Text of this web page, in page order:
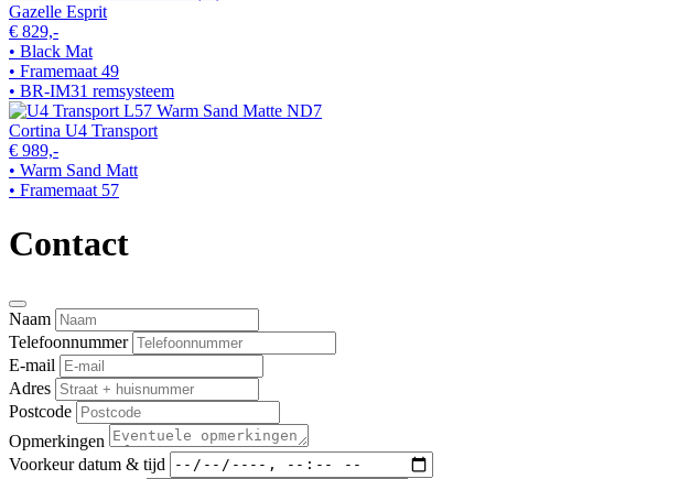
Gazelle Esprit
€ 829,-
• Black Mat
• Framemaat 49
• BR-IM31 remsysteem
Cortina U4 Transport
€ 989,-
• Warm Sand Matt
• Framemaat 57
Contact
Naam
Telefoonnummer
E-mail
Adres
Postcode
Opmerkingen
Voorkeur datum & tijd